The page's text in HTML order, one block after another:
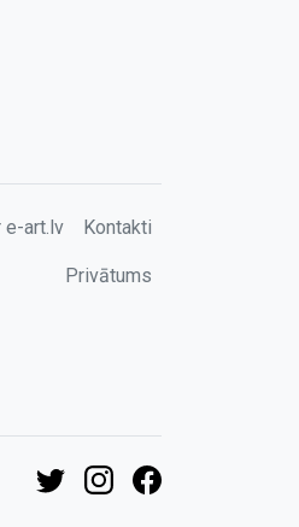
e-art.lv Kontakti
Privātums